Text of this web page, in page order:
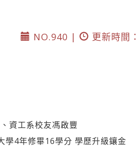
NO.940 |
更新時間
資工系校友馮啟豐
學4年修畢16學分 學歷升級鑲金